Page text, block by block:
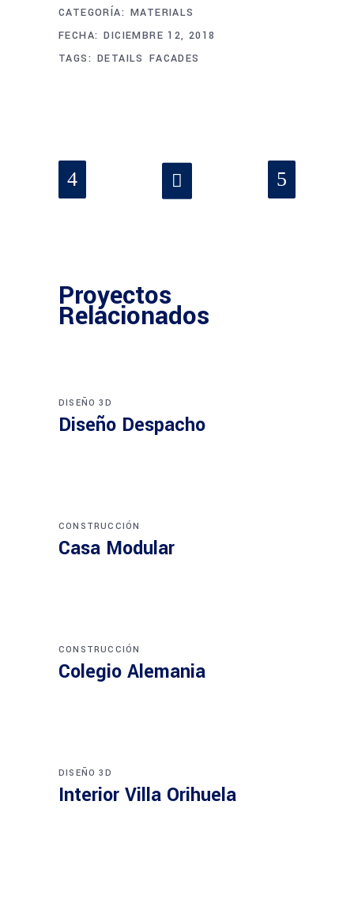
CATEGORÍA: MATERIALS
FECHA: DICIEMBRE 12, 2018
TAGS: DETAILS FACADES
Proyectos
Relacionados
DISEÑO 3D
Diseño Despacho
CONSTRUCCIÓN
Casa Modular
CONSTRUCCIÓN
Colegio Alemania
DISEÑO 3D
Interior Villa Orihuela